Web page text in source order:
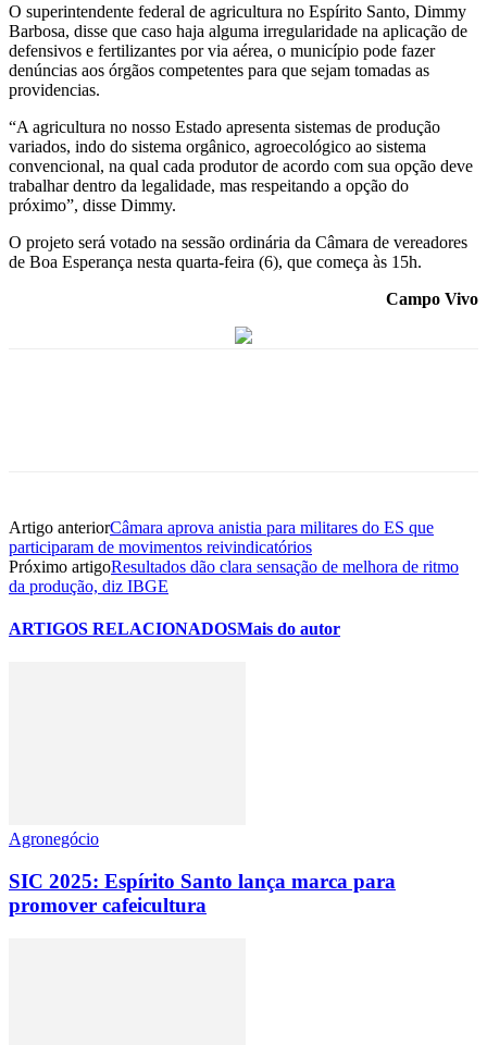
O superintendente federal de agricultura no Espírito Santo, Dimmy
Barbosa, disse que caso haja alguma irregularidade na aplicação de
defensivos e fertilizantes por via aérea, o município pode fazer
denúncias aos órgãos competentes para que sejam tomadas as
providencias.
“A agricultura no nosso Estado apresenta sistemas de produção
variados, indo do sistema orgânico, agroecológico ao sistema
convencional, na qual cada produtor de acordo com sua opção deve
trabalhar dentro da legalidade, mas respeitando a opção do
próximo”, disse Dimmy.
O projeto será votado na sessão ordinária da Câmara de vereadores
de Boa Esperança nesta quarta-feira (6), que começa às 15h.
Campo Vivo
Artigo anteriorCâmara aprova anistia para militares do ES que
participaram de movimentos reivindicatórios
Próximo artigoResultados dão clara sensação de melhora de ritmo
da produção, diz IBGE
ARTIGOS RELACIONADOSMais do autor
Agronegócio
SIC 2025: Espírito Santo lança marca para
promover cafeicultura